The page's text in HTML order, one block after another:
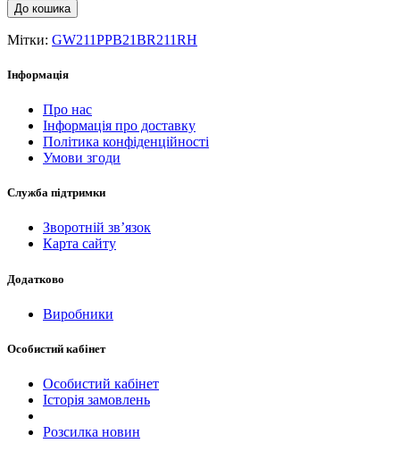
До кошика
Мітки: GW211PPB21BR211RH
Інформація
Про нас
Інформація про доставку
Політика конфіденційності
Умови згоди
Служба підтримки
Зворотній зв’язок
Карта сайту
Додатково
Виробники
Особистий кабінет
Особистий кабінет
Історія замовлень
Розсилка новин